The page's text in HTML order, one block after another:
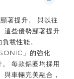
著提升。 與以往
這些優勢顯著提升
載性能。
」的強化
每款鋁圈均採用
車輛完美融合，